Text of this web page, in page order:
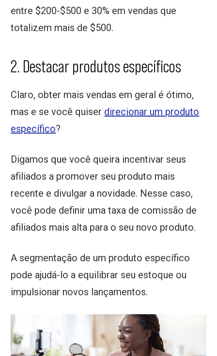
entre $200-$500 e 30% em vendas que
totalizem mais de $500.
2. Destacar produtos específicos
Claro, obter mais vendas em geral é ótimo,
mas e se você quiser direcionar um produto
específico?
Digamos que você queira incentivar seus
afiliados a promover seu produto mais
recente e divulgar a novidade. Nesse caso,
você pode definir uma taxa de comissão de
afiliados mais alta para o seu novo produto.
A segmentação de um produto específico
pode ajudá-lo a equilibrar seu estoque ou
impulsionar novos lançamentos.